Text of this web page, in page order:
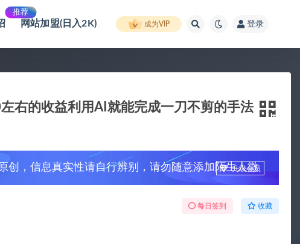
推荐
网站加盟(日入2K) 成为VIP 登录
右的收益利用AI就能完成一刀不剪的手法
创，信息真实性请自行辨别，请勿随意添加陌生人微
升级会员
每日签到 收藏